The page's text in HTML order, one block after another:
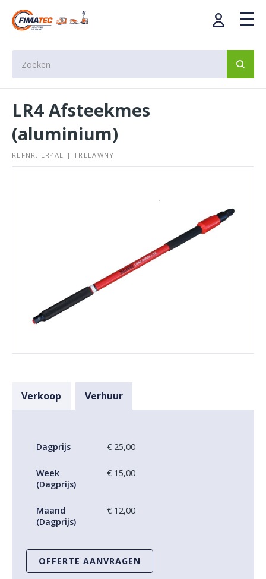
LR4 Afsteekmes
(aluminium)
REFNR. LR4AL | TRELAWNY
Verkoop Verhuur
Dagprijs € 25,00
Week
(Dagprijs)
€ 15,00
Maand
(Dagprijs)
€ 12,00
OFFERTE AANVRAGEN